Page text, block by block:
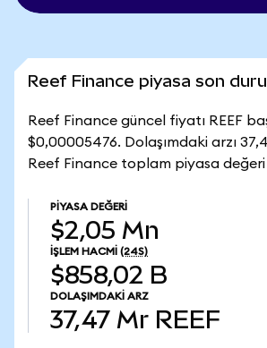
Reef Finance piyasa son
Reef Finance güncel fiyatı REEF
$0,00005476. Dolaşımdaki arzı
Reef Finance toplam piyasa değeri
PIYASA DEĞERI
$2,05 Mn
İŞLEM HACMI (24S)
$858,02 B
DOLAŞIMDAKI ARZ
37,47 Mr REEF